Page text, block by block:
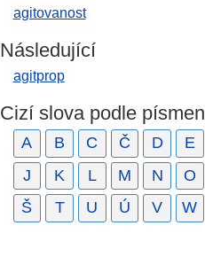
agitovanost
Následující
agitprop
Cizí slova podle písmen
A B C Č D E
J
K L M N O
Š
T U Ú V W